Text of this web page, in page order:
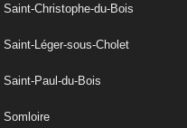
Saint-Christophe-du-Bois
Saint-Léger-sous-Cholet
Saint-Paul-du-Bois
Somloire